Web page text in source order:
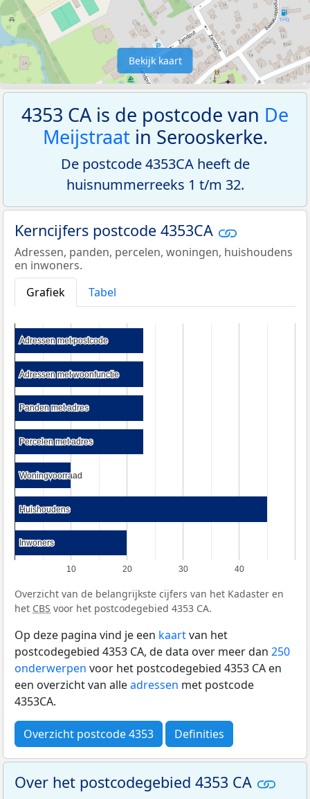
Bekijk kaart
4353 CA is de postcode van De
Meijstraatin Serooskerke.
De postcode 4353CA heeft de
huisnummerreeks 1 t/m 32.
Kerncijfers postcode 4353CA
Adressen, panden, percelen, woningen, huishoudens
en inwoners.
Grafiek
Tabel
10 20 30 40
Adressen met postcode
Adressen met postcode
Adressen met woonfunctie
Adressen met woonfunctie
Panden met adres
Panden met adres
Percelen met adres
Percelen met adres
Woningvoorraad
Woningvoorraad
Huishoudens
Huishoudens
Inwoners
Inwoners
Overzicht van de belangrijkste cijfers van het Kadaster en
het CBS voor het postcodegebied 4353 CA.
Op deze pagina vind je een kaartvan het
postcodegebied 4353 CA, de data over meer dan 250
onderwerpen voor het postcodegebied 4353 CA en
een overzicht van alleadressen met postcode
4353CA.
Overzicht postcode 4353 Definities
Over het postcodegebied 4353 CA